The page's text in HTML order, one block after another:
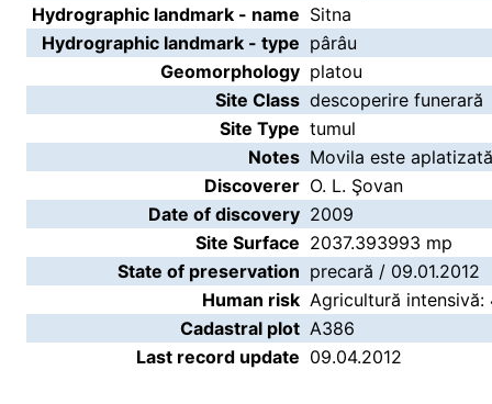
Hydrographic landmark - name Sitna
Hydrographic landmark - type pârâu
Geomorphology platou
Site Class descoperire funerară
Site Type tumul
Notes Movila este
Discoverer O. L. Şovan
Date of discovery 2009
Site Surface 2037.393993 mp
State of preservation precară / 09.01.2012
Human risk Agricultură intensivă:
Cadastral plot A386
Last record update 09.04.2012